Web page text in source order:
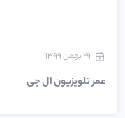
۲۹ بهمن ۱۳۹۹
عمر تلویزیون ال جی